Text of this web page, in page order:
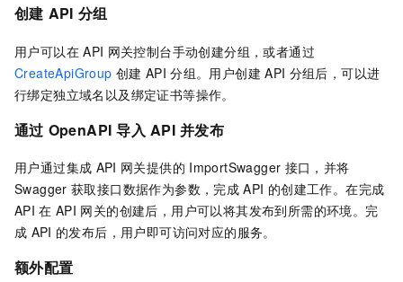
创建 API 分组
用户可以在 API 网关控制台手动创建分组，或者通过
CreateApiGroup 创建 API 分组。用户创建 API 分组后，可以进
行绑定独立域名以及绑定证书等操作。
通过 OpenAPI 导入 API 并发布
用户通过集成 API 网关提供的 ImportSwagger 接口，并将
Swagger 获取接口数据作为参数，完成 API 的创建工作。在完成
API 在 API 网关的创建后，用户可以将其发布到所需的环境。完
成 API 的发布后，用户即可访问对应的服务。
额外配置